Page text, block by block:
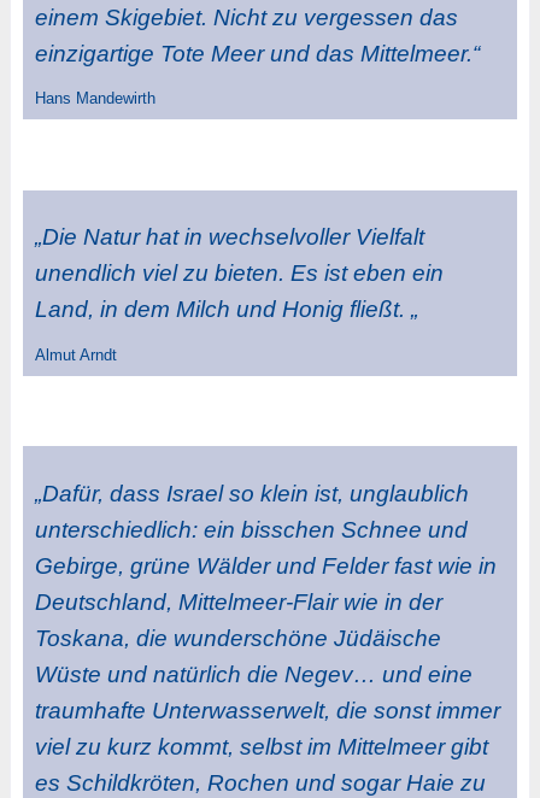
einem Skigebiet. Nicht zu vergessen das
einzigartige Tote Meer und das Mittelmeer.“
Hans Mandewirth
„Die Natur hat in wechselvoller Vielfalt
unendlich viel zu bieten. Es ist eben ein
Land, in dem Milch und Honig fließt. „
Almut Arndt
„Dafür, dass Israel so klein ist, unglaublich
unterschiedlich: ein bisschen Schnee und
Gebirge, grüne Wälder und Felder fast wie in
Deutschland, Mittelmeer-Flair wie in der
Toskana, die wunderschöne Jüdäische
Wüste und natürlich die Negev… und eine
traumhafte Unterwasserwelt, die sonst immer
viel zu kurz kommt, selbst im Mittelmeer gibt
es Schildkröten, Rochen und sogar Haie zu